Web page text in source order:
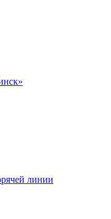
линии